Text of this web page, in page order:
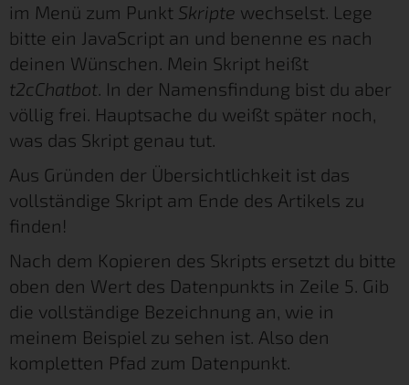
im Menü zum Punkt Skripte wechselst. Lege
bitte ein JavaScript an und benenne es nach
deinen Wünschen. Mein Skript heißt
t2cChatbot. In der Namensfindung bist du aber
völlig frei. Hauptsache du weißt später noch,
was das Skript genau tut.
Aus Gründen der Übersichtlichkeit ist das
vollständige Skript am Ende des Artikels zu
finden!
Nach dem Kopieren des Skripts ersetzt du bitte
oben den Wert des Datenpunkts in Zeile 5. Gib
die vollständige Bezeichnung an, wie in
meinem Beispiel zu sehen ist. Also den
kompletten Pfad zum Datenpunkt.